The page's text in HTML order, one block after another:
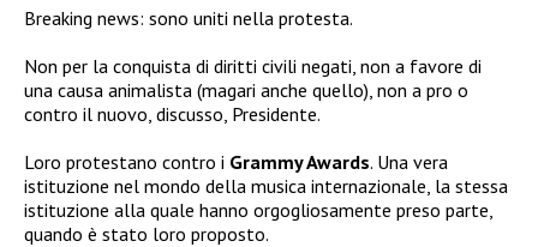
Breaking news: sono uniti nella protesta.
Non per la conquista di diritti civili negati, non a favore di
una causa animalista (magari anche quello), non a pro o
contro il nuovo, discusso, Presidente.
Loro protestano contro i Grammy Awards. Una vera
istituzione nel mondo della musica internazionale, la stessa
istituzione alla quale hanno orgogliosamente preso parte,
quando è stato loro proposto.